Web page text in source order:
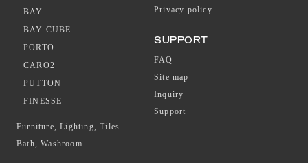
BAY
BAY CUBE
PORTO
CARO2
PUTTON
FINESSE
Furniture, Lighting, Tiles
Bath, Washroom
Privacy policy
SUPPORT
FAQ
Site map
Inquiry
Support